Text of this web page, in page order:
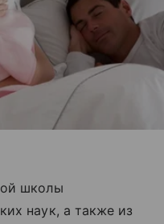
школы
наук, а также из